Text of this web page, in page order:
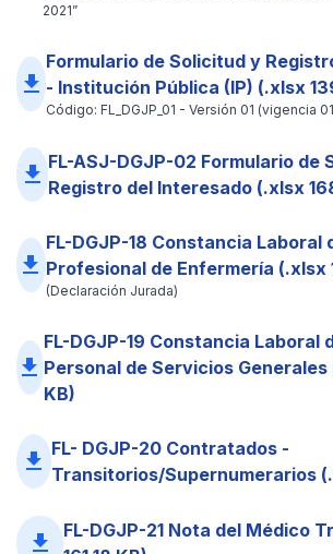
2021”
file_download
Formulario de Solicitud y
- Institución Pública (IP) (.xlsx
Código: FL_DGJP_01 - Versión 01 (vigencia
file_download FL-ASJ-DGJP-02 Formulario de
Registro del Interesado (.xlsx
file_download
FL-DGJP-18 Constancia Laboral
Profesional de Enfermería (.xlsx
(Declaración Jurada)
file_download
FL-DGJP-19 Constancia Laboral
Personal de Servicios
KB)
file_download FL- DGJP-20 Contratados -
Transitorios/Supernumerarios
file_download
FL-DGJP-21 Nota del Médico